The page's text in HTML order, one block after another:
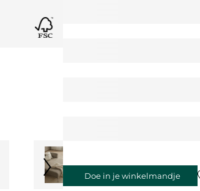
Doe in je winkelmandje